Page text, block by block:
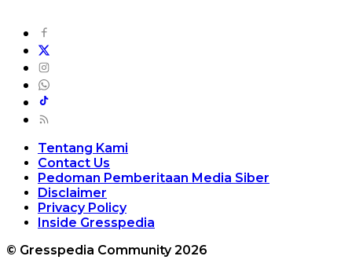
Tentang Kami
Contact Us
Pedoman Pemberitaan Media Siber
Disclaimer
Privacy Policy
Inside Gresspedia
© Gresspedia Community 2026